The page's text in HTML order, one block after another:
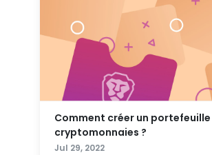
Comment créer un portefeuille
cryptomonnaies ?
Jul 29, 2022